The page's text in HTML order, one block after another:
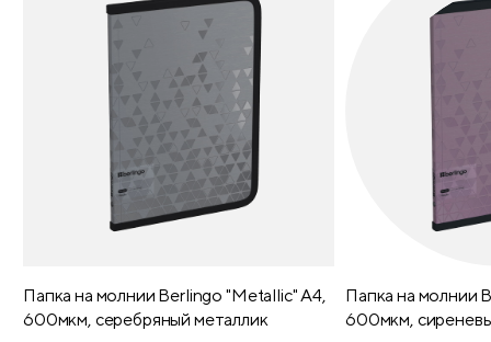
Папка на молнии Berlingo "Metallic" А4,
600мкм, серебряный металлик
Папка на молнии
600мкм,